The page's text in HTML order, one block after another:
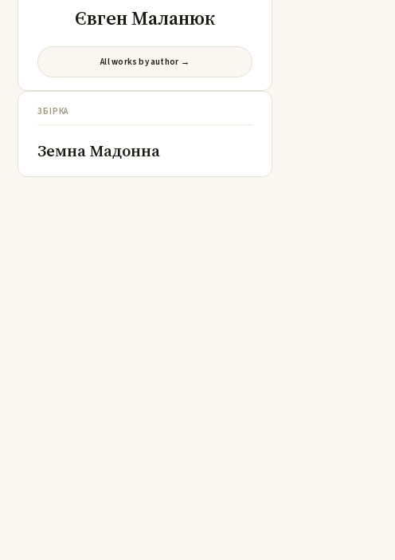
Євген Маланюк
All works by author →
ЗБІРКА
Земна Мадонна